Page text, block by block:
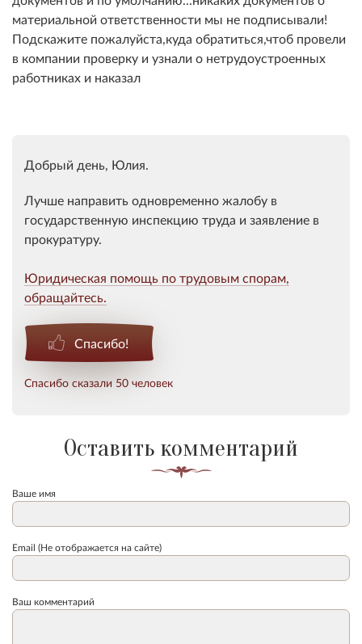
материальной ответственности мы не подписывали!
Подскажите пожалуйста,куда обратиться,чтоб провели
в компании проверку и узнали о нетрудоустроенных
работниках и наказал
Добрый день, Юлия.
Лучше направить одновременно жалобу в
государственную инспекцию труда и заявление в
прокуратуру.
Юридическая помощь по трудовым спорам,
обращайтесь.
Спасибо!
Спасибо сказали 50 человек
Оставить комментарий
Ваше имя
Email (Не отображается на сайте)
Ваш комментарий